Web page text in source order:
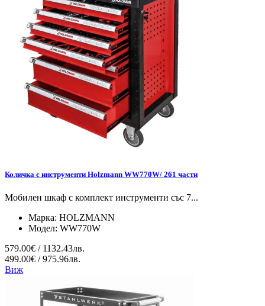
Количка с инструменти Holzmann WW770W/ 261 части
Мобилен шкаф с комплект инструменти със 7...
Марка: HOLZMANN
Модел: WW770W
579.00€ / 1132.43лв.
499.00€ / 975.96лв.
Виж